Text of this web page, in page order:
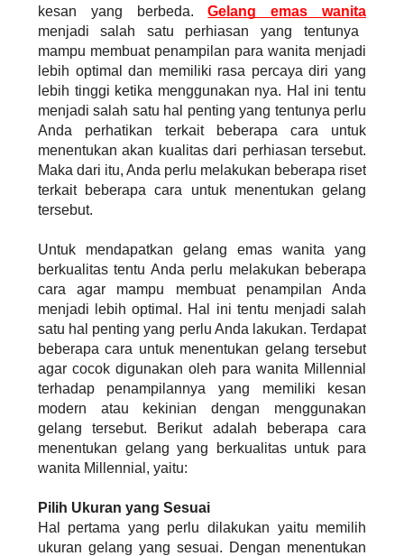
kesan yang berbeda.Gelang emas wanita
menjadi salah satu perhiasan yang tentunya
mampu membuat penampilan para wanita menjadi
lebih optimal dan memiliki rasa percaya diri yang
lebih tinggi ketika menggunakan nya. Hal ini tentu
menjadi salah satu hal penting yang tentunya perlu
Anda perhatikan terkait beberapa cara untuk
menentukan akan kualitas dari perhiasan tersebut.
Maka dari itu, Anda perlu melakukan beberapa riset
terkait beberapa cara untuk menentukan gelang
tersebut.
Untuk mendapatkan gelang emas wanita yang
berkualitas tentu Anda perlu melakukan beberapa
cara agar mampu membuat penampilan Anda
menjadi lebih optimal. Hal ini tentu menjadi salah
satu hal penting yang perlu Anda lakukan. Terdapat
beberapa cara untuk menentukan gelang tersebut
agar cocok digunakan oleh para wanita Millennial
terhadap penampilannya yang memiliki kesan
modern atau kekinian dengan menggunakan
gelang tersebut. Berikut adalah beberapa cara
menentukan gelang yang berkualitas untuk para
wanita Millennial, yaitu:
Pilih Ukuran yang Sesuai
Hal pertama yang perlu dilakukan yaitu memilih
ukuran gelang yang sesuai. Dengan menentukan